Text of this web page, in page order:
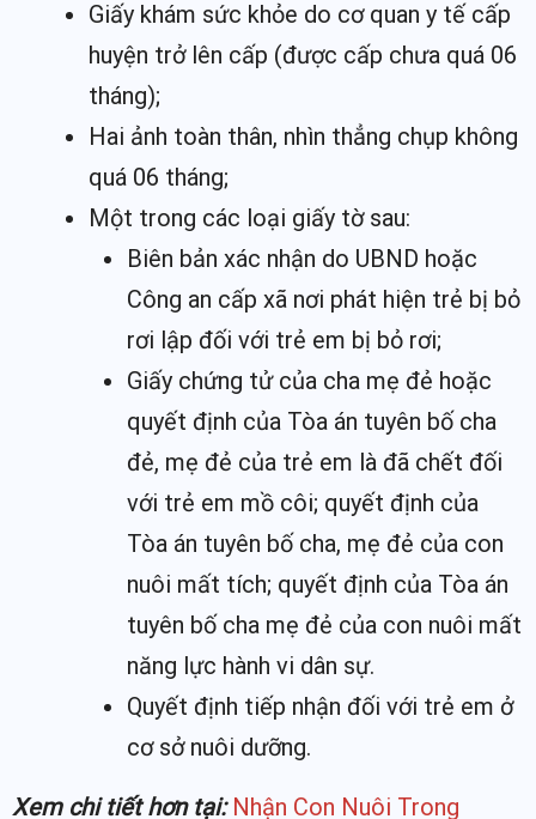
Giấy khám sức khỏe do cơ quan y tế cấp
huyện trở lên cấp (được cấp chưa quá 06
tháng);
Hai ảnh toàn thân, nhìn thẳng chụp không
quá 06 tháng;
Một trong các loại giấy tờ sau:
Biên bản xác nhận do UBND hoặc
Công an cấp xã nơi phát hiện trẻ bị bỏ
rơi lập đối với trẻ em bị bỏ rơi;
Giấy chứng tử của cha mẹ đẻ hoặc
quyết định của Tòa án tuyên bố cha
đẻ, mẹ đẻ của trẻ em là đã chết đối
với trẻ em mồ côi; quyết định của
Tòa án tuyên bố cha, mẹ đẻ của con
nuôi mất tích; quyết định của Tòa án
tuyên bố cha mẹ đẻ của con nuôi mất
năng lực hành vi dân sự.
Quyết định tiếp nhận đối với trẻ em ở
cơ sở nuôi dưỡng.
Xem chi tiết hơn tại: Nhận Con Nuôi Trong